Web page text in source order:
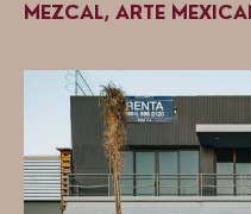
MEZCAL, ARTE